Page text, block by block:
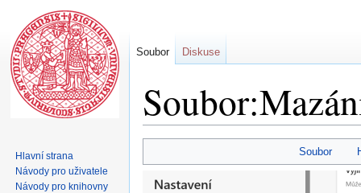
na
navigaci
na
vyhledávání
Soubor
Soubor Diskuse
Hlavní strana
Návody pro uživatele
Návody pro knihovny